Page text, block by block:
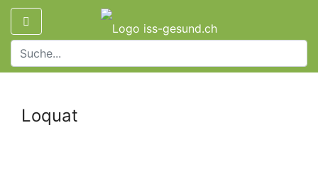
Loquat